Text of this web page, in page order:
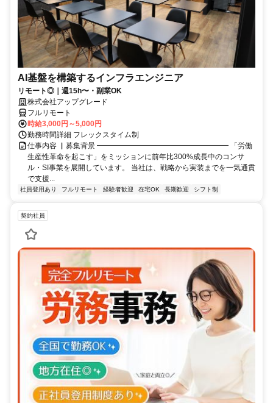
AI基盤を構築するインフラエンジニア
リモート◎｜週15h〜・副業OK
株式会社アップグレード
フルリモート
時給3,000円～5,000円
勤務時間詳細 フレックスタイム制
仕事内容 ▏募集背景 ━━━━━━━━━━━━━━━━━━ 「労働
生産性革命を起こす」をミッションに前年比300%成長中のコンサ
ル・SI事業を展開しています。 当社は、戦略から実装までを一気通貫
で支援...
社員登用あり フルリモート 経験者歓迎 在宅OK 長期歓迎 シフト制
契約社員